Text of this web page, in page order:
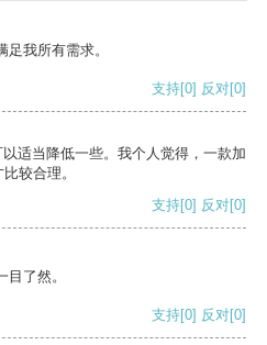
我所有需求。
支持[0] 反对[0]
适当降低一些。我个人觉得，一款加
较合理。
支持[0] 反对[0]
了然。
支持[0] 反对[0]